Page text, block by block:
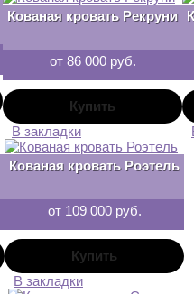
Кованая кровать Рекруни
от 86 000 руб.
В закладки
Кованая кровать Роэтель
от 109 000 руб.
В закладки